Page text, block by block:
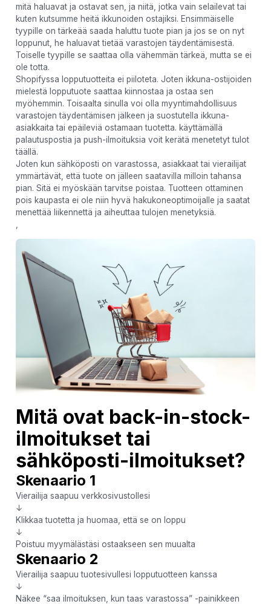
mitä haluavat ja ostavat sen, ja niitä, jotka vain selailevat tai
kuten kutsumme heitä ikkunoiden ostajiksi. Ensimmäiselle
tyypille on tärkeää saada haluttu tuote pian ja jos se on nyt
loppunut, he haluavat tietää varastojen täydentämisestä.
Toiselle tyypille se saattaa olla vähemmän tärkeä, mutta se ei
ole totta.
Shopifyssa lopputuotteita ei piiloteta. Joten ikkuna-ostijoiden
mielestä lopputuote saattaa kiinnostaa ja ostaa sen
myöhemmin. Toisaalta sinulla voi olla myyntimahdollisuus
varastojen täydentämisen jälkeen ja suostutella ikkuna-
asiakkaita tai epäileviä ostamaan tuotetta. käyttämällä
palautuspostia ja push-ilmoituksia voit kerätä menetetyt tulot
täällä.
Joten kun sähköposti on varastossa, asiakkaat tai vierailijat
ymmärtävät, että tuote on jälleen saatavilla milloin tahansa
pian. Sitä ei myöskään tarvitse poistaa. Tuotteen ottaminen
pois kaupasta ei ole niin hyvä hakukoneoptimoijalle ja saatat
menettää liikennettä ja aiheuttaa tulojen menetyksiä.
Mitä ovat back-in-stock-
ilmoitukset tai
sähköposti-ilmoitukset?
Skenaario 1
Vierailija saapuu verkkosivustollesi
↓
Klikkaa tuotetta ja huomaa, että se on loppu
↓
Poistuu myymälästäsi ostaakseen sen muualta
Skenaario 2
Vierailija saapuu tuotesivullesi lopputuotteen kanssa
↓
Näkee “saa ilmoituksen, kun taas varastossa” -painikkeen